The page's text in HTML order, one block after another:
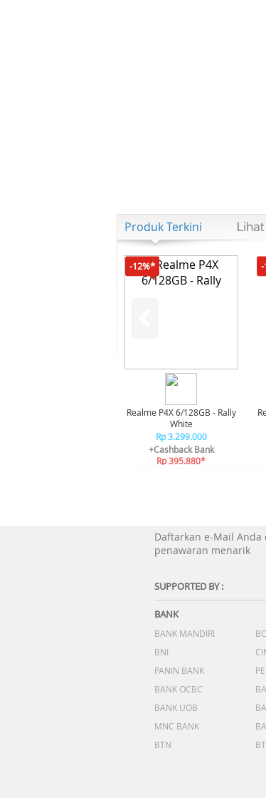
Produk Terkini
-12%*
Realme P4X 6/128GB - Rally
White
Rp 3.299.000
+Cashback Bank
Rp 395.880*
Daftarkan e-Mail
penawaran menarik
SUPPORTED BY :
BANK
BANK MANDIRI
BNI
PANIN BANK
BANK OCBC
BANK UOB
MNC BANK
BTN